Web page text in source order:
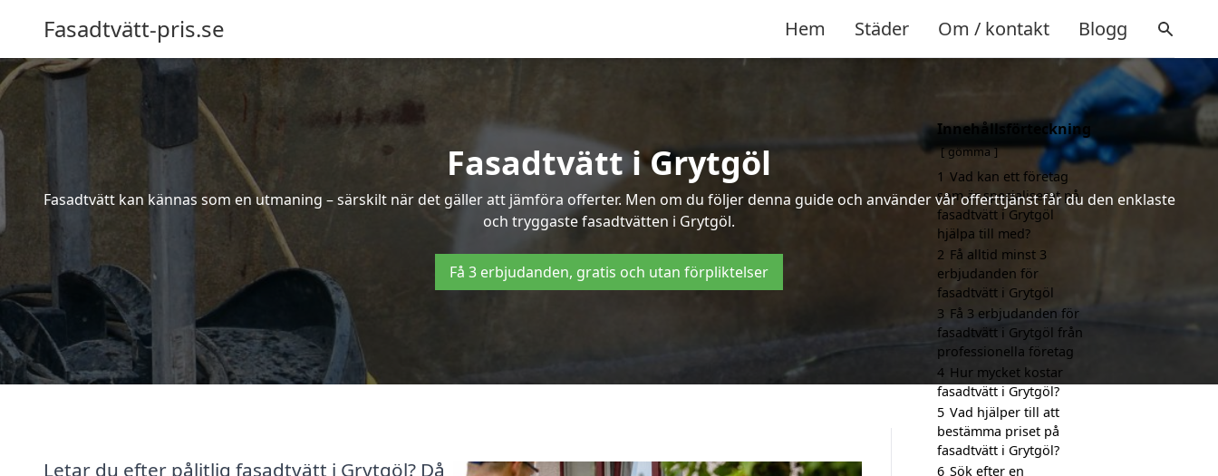
Fasadtvätt-pris.se Hem Städer Om / kontakt Blogg
Fasadtvätt i Grytgöl
Fasadtvätt kan kännas som en utmaning – särskilt när det gäller att jämföra offerter. Men om du följer denna guide och använder vår offerttjänst får du den enklaste
och tryggaste fasadtvätten i Grytgöl.
Få 3 erbjudanden, gratis och utan förpliktelser
Letar du efter pålitlig fasadtvätt i Grytgöl? Då
Innehållsförteckning
gömma
1 Vad kan ett företag
som är specialiserat på
fasadtvätt i Grytgöl
hjälpa till med?
2 Få alltid minst 3
erbjudanden för
fasadtvätt i Grytgöl
3 Få 3 erbjudanden för
fasadtvätt i Grytgöl från
professionella företag
4 Hur mycket kostar
fasadtvätt i Grytgöl?
5 Vad hjälper till att
bestämma priset på
fasadtvätt i Grytgöl?
6 Sök efter en